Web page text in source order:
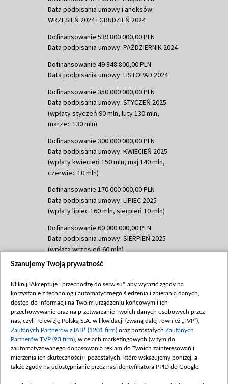
Data podpisania umowy i aneksów:
WRZESIEŃ 2024 i GRUDZIEŃ 2024
Dofinansowanie 539 800 000,00 PLN
Data podpisania umowy: PAŹDZIERNIK 2024
Dofinansowanie 49 848 800,00 PLN
Data podpisania umowy: LISTOPAD 2024
Dofinansowanie 350 000 000,00 PLN
Data podpisania umowy: STYCZEŃ 2025
(wpłaty styczeń 90 mln, luty 130 mln,
marzec 130 mln)
Dofinansowanie 300 000 000,00 PLN
Data podpisania umowy: KWIECIEŃ 2025
(wpłaty kwiecień 150 mln, maj 140 mln,
czerwiec 10 mln)
Dofinansowanie 170 000 000,00 PLN
Data podpisania umowy: LIPIEC 2025
(wpłaty lipiec 160 mln, sierpień 10 mln)
Dofinansowanie 60 000 000,00 PLN
Data podpisania umowy: SIERPIEŃ 2025
(wpłata wrzesień 60 mln)
Dofinansowanie 635 783 051,21 PLN
(wpłata wrzesień 100 mln, październik 350
mln, listopad 265 mln)
Dofinansowanie 48 862 000,00 PLN
Data podpisania umowy: GRUDZIEŃ 2025
(wpłata grudzień 60,548 mln)
Dofinansowanie 900 000 000,00 PLN
Data podpisania umowy: LUTY 2026 (wpłata
Szanujemy Twoją prywatność
Kliknij "Akceptuję i przechodzę do serwisu", aby wyrazić zgody na
korzystanie z technologii automatycznego śledzenia i zbierania danych,
dostęp do informacji na Twoim urządzeniu końcowym i ich
przechowywanie oraz na przetwarzanie Twoich danych osobowych przez
nas, czyli Telewizję Polską S.A. w likwidacji (zwaną dalej również „TVP”),
Zaufanych Partnerów z IAB* (1201 firm) oraz pozostałych Zaufanych
Partnerów TVP (93 firm) , w celach marketingowych (w tym do
zautomatyzowanego dopasowania reklam do Twoich zainteresowań i
mierzenia ich skuteczności) i pozostałych, które wskazujemy poniżej, a
także zgody na udostępnianie przez nas identyfikatora PPID do Google.